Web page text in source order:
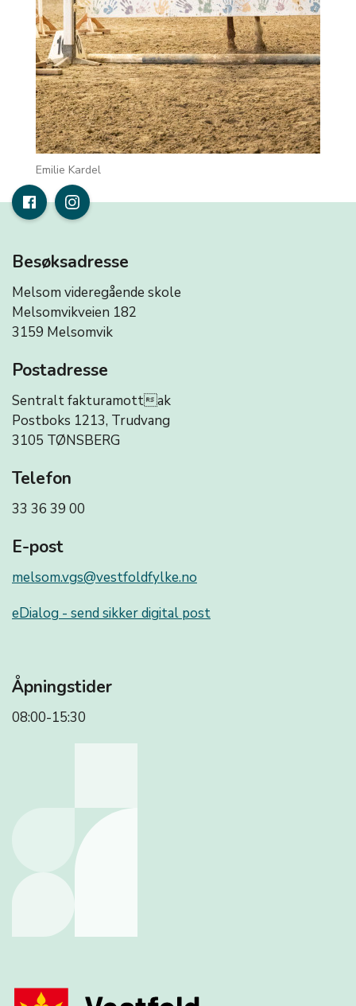
Emilie Kardel
Besøksadresse
Melsom videregående skole
Melsomvikveien 182
3159 Melsomvik
Postadresse
Sentralt fakturamottak
Postboks 1213, Trudvang
3105 TØNSBERG
Telefon
33 36 39 00
E-post
melsom.vgs@vestfoldfylke.no
eDialog - send sikker digital post
Åpningstider
08:00-15:30